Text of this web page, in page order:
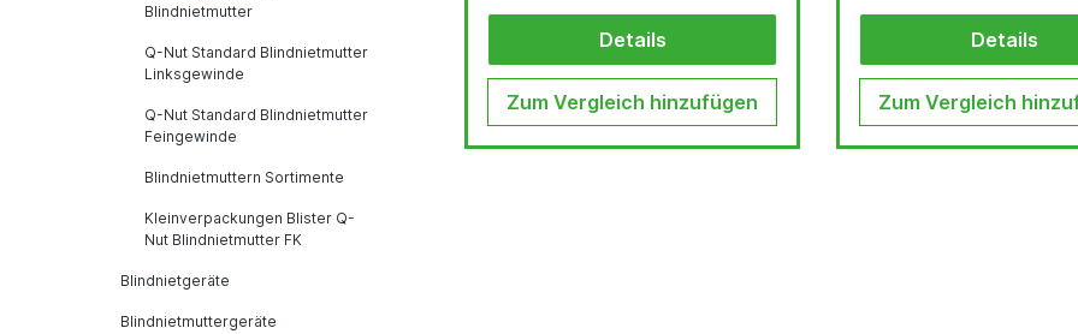
Blindnietmutter
Q-Nut Standard Blindnietmutter
Linksgewinde
Q-Nut Standard Blindnietmutter
Feingewinde
Blindnietmuttern Sortimente
Kleinverpackungen Blister Q-
Nut Blindnietmutter FK
Blindnietgeräte
Blindnietmuttergeräte
Details
Zum Vergleich hinzufügen
Details
Zum Vergleich